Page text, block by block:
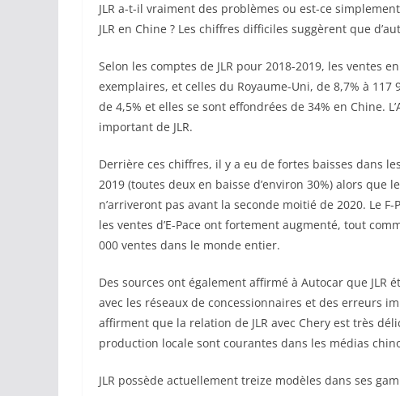
JLR a-t-il vraiment des problèmes ou est-ce
JLR en Chine ? Les chiffres difficiles suggèrent que
Selon les comptes de JLR pour 2018-2019, les ventes
exemplaires, et celles du Royaume-Uni, de 8,7% à
de 4,5% et elles se sont effondrées de 34% en Chine.
important de JLR.
Derrière ces chiffres, il y a eu de fortes baisses dans
2019 (toutes deux en baisse d’environ 30%) alors
n’arriveront pas avant la seconde moitié de 2020. Le
les ventes d’E-Pace ont fortement augmenté, tout
000 ventes dans le monde entier.
Des sources ont également affirmé à Autocar que
avec les réseaux de concessionnaires et des erreurs
affirment que la relation de JLR avec Chery est très
production locale sont courantes dans les médias
JLR possède actuellement treize modèles dans ses